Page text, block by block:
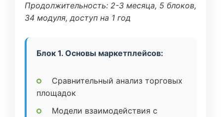
Продолжительность: 2-3 месяца, 5 блоков,
34 модуля, доступ на 1 год
Блок 1. Основы маркетплейсов:
Сравнительный анализ торговых
площадок
Модели взаимодействия с